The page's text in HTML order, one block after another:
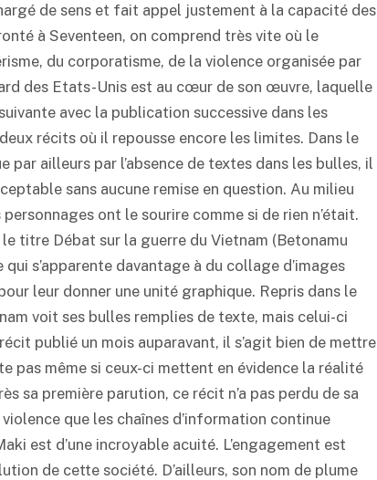
de sens et fait appel justement à la capacité des
à Seventeen, on comprend très vite où le
du corporatisme, de la violence organisée par
des Etats-Unis est au cœur de son œuvre, laquelle
avec la publication successive dans les
récits où il repousse encore les limites. Dans le
ailleurs par l’absence de textes dans les bulles, il
sans aucune remise en question. Au milieu
ont le sourire comme si de rien n’était.
titre Débat sur la guerre du Vietnam (Betonamu
s’apparente davantage à du collage d’images
leur donner une unité graphique. Repris dans le
voit ses bulles remplies de texte, mais celui-ci
publié un mois auparavant, il s’agit bien de mettre
pas même si ceux-ci mettent en évidence la réalité
sa première parution, ce récit n’a pas perdu de sa
que les chaînes d’information continue
est d’une incroyable acuité. L’engagement est
de cette société. D’ailleurs, son nom de plume